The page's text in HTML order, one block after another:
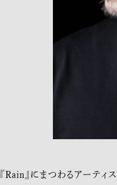
『Rain』にまつわるアーティ